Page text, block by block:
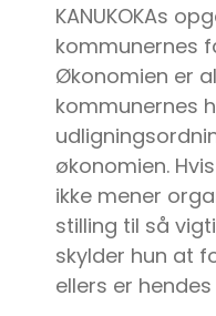
KANUKOKAs
kommunernes
Økonomien er
kommunernes
økonomien.
ikke mener
stilling til så
skylder hun at
ellers er